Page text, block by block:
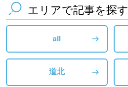
エリアで記事を探す
all
道北